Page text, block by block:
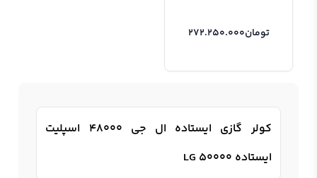
تومان272.250.000
کولر گازی ایستاده ال جی 48000 اسپلیت
ایستاده LG 50000